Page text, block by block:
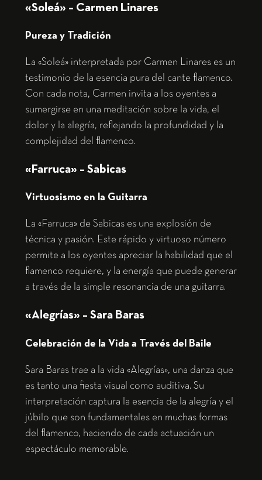
«Soleá» – Carmen Linares
Pureza y Tradición
La «Soleá» interpretada por Carmen Linares es un
testimonio de la esencia pura del cante flamenco.
Con cada nota, Carmen invita a los oyentes a
sumergirse en una meditación sobre la vida, el
dolor y la alegría, reflejando la profundidad y la
complejidad del flamenco.
«Farruca» – Sabicas
Virtuosismo en la Guitarra
La «Farruca» de Sabicas es una explosión de
técnica y pasión. Este rápido y virtuoso número
permite a los oyentes apreciar la habilidad que el
flamenco requiere, y la energía que puede generar
a través de la simple resonancia de una guitarra.
«Alegrías» – Sara Baras
Celebración de la Vida a Través del Baile
Sara Baras trae a la vida «Alegrías», una danza que
es tanto una fiesta visual como auditiva. Su
interpretación captura la esencia de la alegría y el
júbilo que son fundamentales en muchas formas
del flamenco, haciendo de cada actuación un
espectáculo memorable.